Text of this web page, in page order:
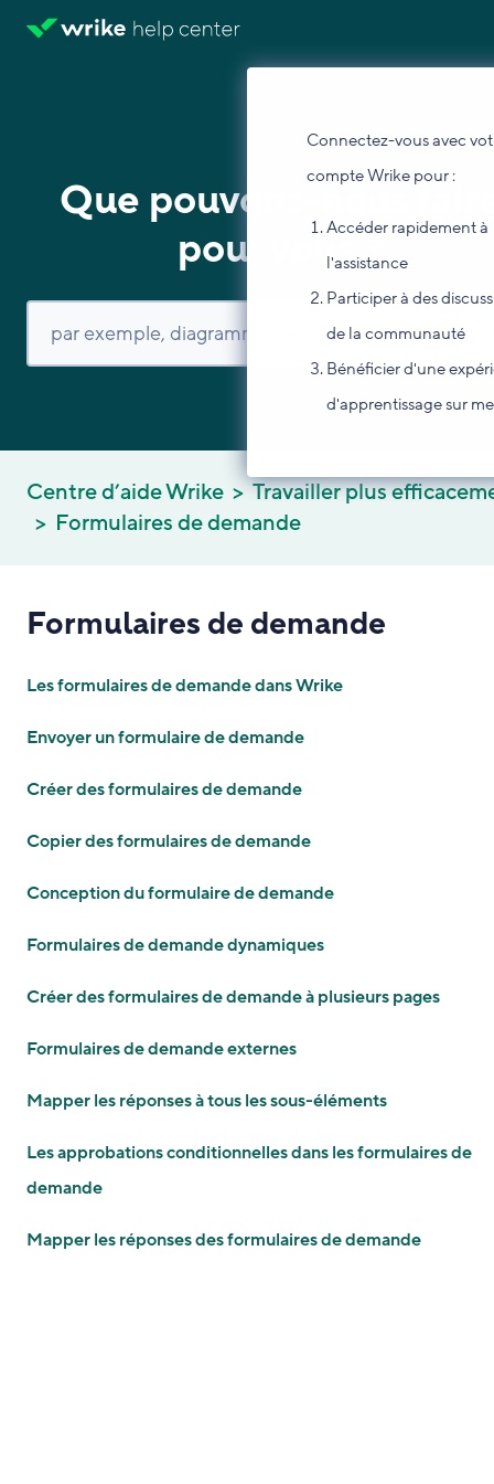
Connectez-vous avec
compte Wrike pour :
Accéder rapidement à
l'assistance
Participer à des
de la communauté
Bénéficier d'une
d'apprentissage sur
Que pouvons-nous
pour vous ?
Centre d’aide Wrike
Travailler plus
Formulaires de demande
Formulaires de demande
Les formulaires de demande dans Wrike
Envoyer un formulaire de demande
Créer des formulaires de demande
Copier des formulaires de demande
Conception du formulaire de demande
Formulaires de demande dynamiques
Créer des formulaires de demande à plusieurs pages
Formulaires de demande externes
Mapper les réponses à tous les sous-éléments
Les approbations conditionnelles dans les formulaires de
demande
Mapper les réponses des formulaires de demande